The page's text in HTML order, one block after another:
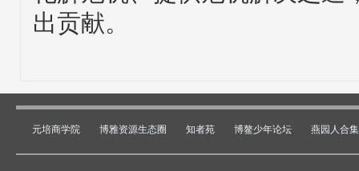
出贡献。
元培商学院 博雅资源生态圈 知者苑 博鳌少年论坛 燕园人合